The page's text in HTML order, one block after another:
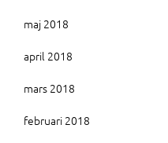
maj 2018
april 2018
mars 2018
februari 2018